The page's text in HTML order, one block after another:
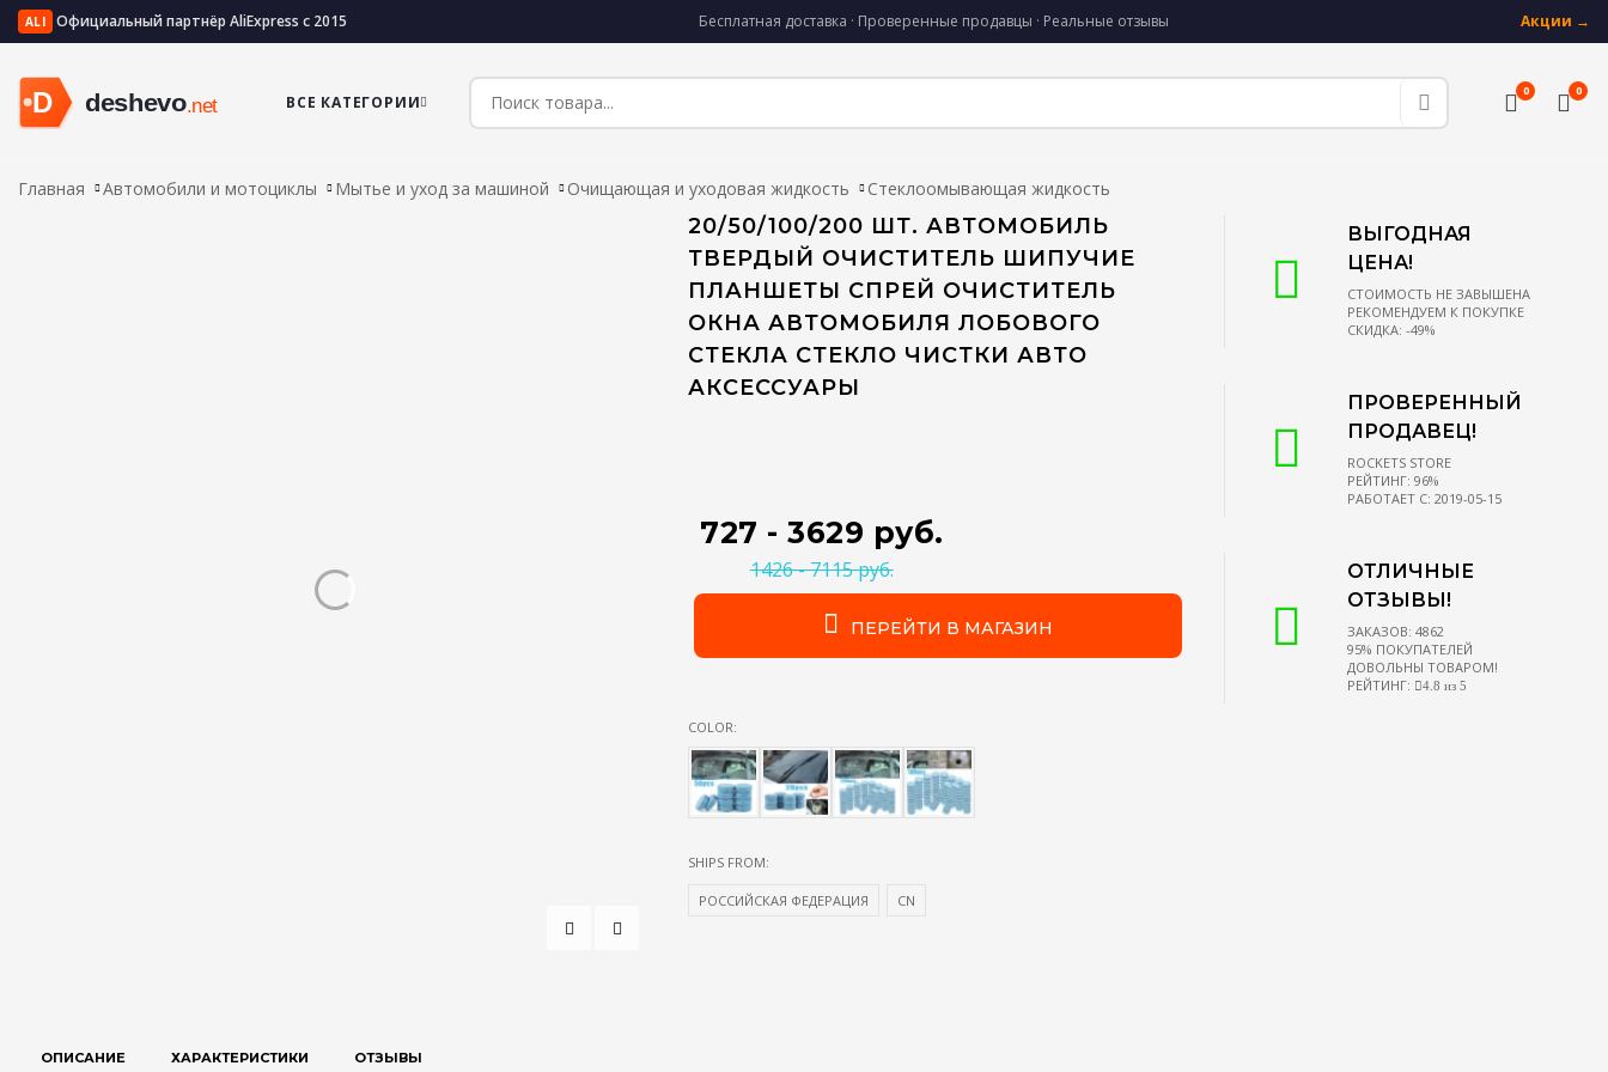
ALI Официальный партнёр AliExpress с 2015 Бесплатная доставка · Проверенные продавцы · Реальные отзывы Акции →
ВСЕ КАТЕГОРИИ
0 0
Главная Автомобили и мотоциклы Мытье и уход за машиной Очищающая и уходовая жидкость Стеклоомывающая жидкость
20/50/100/200 ШТ. АВТОМОБИЛЬ
ТВЕРДЫЙ ОЧИСТИТЕЛЬ ШИПУЧИЕ
ПЛАНШЕТЫ СПРЕЙ ОЧИСТИТЕЛЬ
ОКНА АВТОМОБИЛЯ ЛОБОВОГО
СТЕКЛА СТЕКЛО ЧИСТКИ АВТО
АКСЕССУАРЫ
727 - 3629 руб.
1426 - 7115 руб.
ПЕРЕЙТИ В МАГАЗИН
COLOR:
SHIPS FROM:
РОССИЙСКАЯ ФЕДЕРАЦИЯ CN
ВЫГОДНАЯ
ЦЕНА!
СТОИМОСТЬ НЕ ЗАВЫШЕНА
РЕКОМЕНДУЕМ К ПОКУПКЕ
СКИДКА: -49%
ПРОВЕРЕННЫЙ
ПРОДАВЕЦ!
ROCKETS STORE
РЕЙТИНГ: 96%
РАБОТАЕТ С: 2019-05-15
ОТЛИЧНЫЕ
ОТЗЫВЫ!
ЗАКАЗОВ: 4862
95% ПОКУПАТЕЛЕЙ
ДОВОЛЬНЫ ТОВАРОМ!
РЕЙТИНГ:
4.8 из 5
ОПИСАНИЕ ХАРАКТЕРИСТИКИ ОТЗЫВЫ